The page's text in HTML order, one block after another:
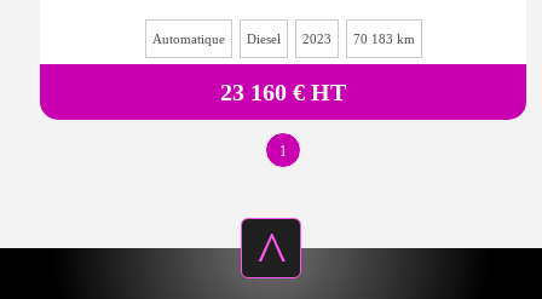
Automatique Diesel 2023 70 183 km
23 160 € HT
1
^